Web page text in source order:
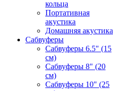
кольца
Портативная
акустика
Домашняя акустика
Сабвуферы
Сабвуферы 6.5" (15
см)
Сабвуферы 8" (20
см)
Сабвуферы 10" (25